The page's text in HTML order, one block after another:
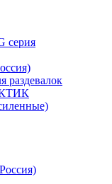
серия
раздевалок